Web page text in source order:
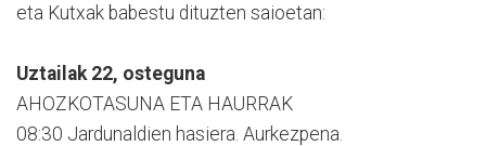
eta Kutxak babestu dituzten saioetan:
Uztailak 22, osteguna
AHOZKOTASUNA ETA HAURRAK
08:30 Jardunaldien hasiera. Aurkezpena.